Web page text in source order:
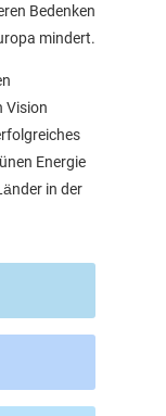
Bedenken
mindert.
Vision
Energie
in der